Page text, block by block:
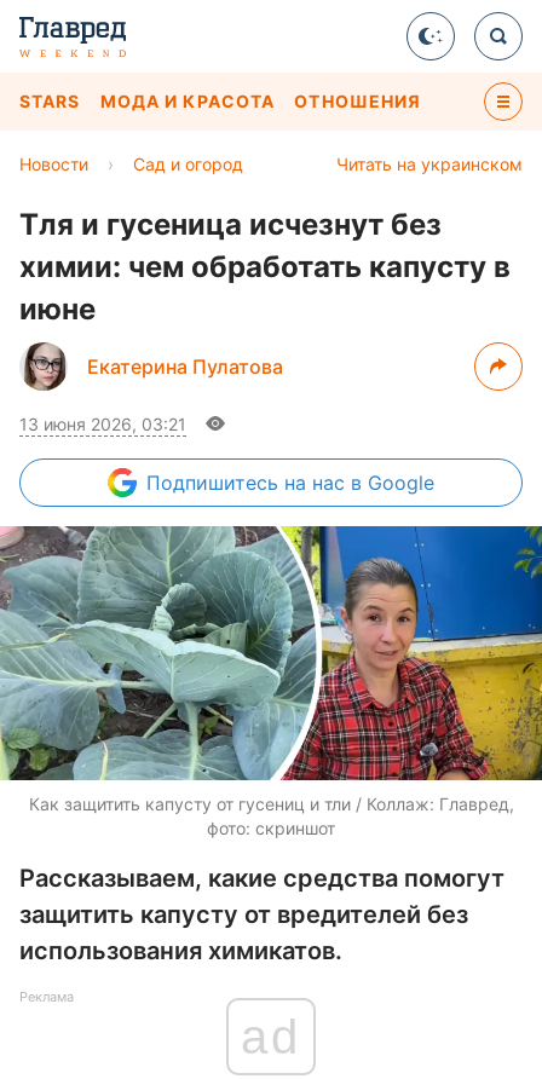
STARS МОДА И КРАСОТА ОТНОШЕНИЯ
Читать на украинском
Новости › Сад и огород
Тля и гусеница исчезнут без
химии: чем обработать капусту в
июне
Екатерина Пулатова
13 июня 2026, 03:21
Подпишитесь на нас в Google
Как защитить капусту от гусениц и тли / Коллаж: Главред,
фото: скриншот
Рассказываем, какие средства помогут
защитить капусту от вредителей без
использования химикатов.
Реклама
ad